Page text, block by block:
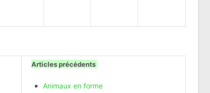
Articles précédents
Animaux en forme